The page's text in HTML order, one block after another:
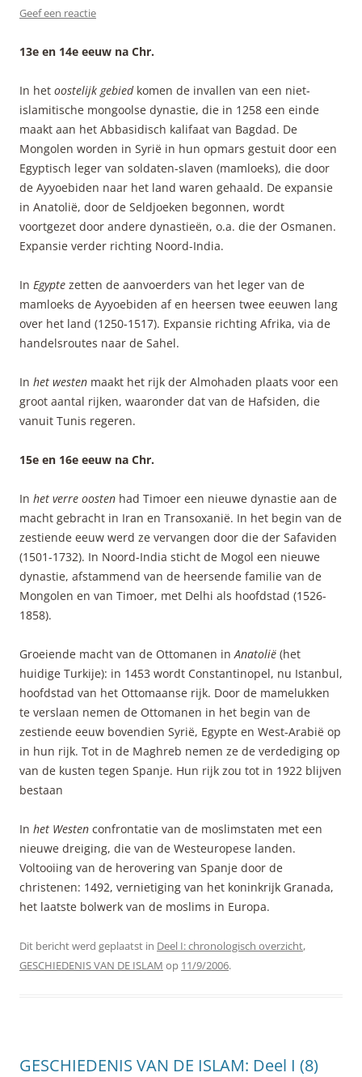
Geef een reactie
13e en 14e eeuw na Chr.
In het oostelijk gebiedkomen de invallen van een niet-
islamitische mongoolse dynastie, die in 1258 een einde
maakt aan het Abbasidisch kalifaat van Bagdad. De
Mongolen worden in Syrië in hun opmars gestuit door een
Egyptisch leger van soldaten-slaven (mamloeks), die door
de Ayyoebiden naar het land waren gehaald. De expansie
in Anatolië, door de Seldjoeken begonnen, wordt
voortgezet door andere dynastieën, o.a. die der Osmanen.
Expansie verder richting Noord-India.
In Egypte zetten de aanvoerders van het leger van de
mamloeks de Ayyoebiden af en heersen twee eeuwen lang
over het land (1250-1517). Expansie richting Afrika, via de
handelsroutes naar de Sahel.
In het westen maakt het rijk der Almohaden plaats voor een
groot aantal rijken, waaronder dat van de Hafsiden, die
vanuit Tunis regeren.
15e en 16e eeuw na Chr.
In het verre oosten had Timoer een nieuwe dynastie aan de
macht gebracht in Iran en Transoxanië. In het begin van de
zestiende eeuw werd ze vervangen door die der Safaviden
(1501-1732). In Noord-India sticht de Mogol een nieuwe
dynastie, afstammend van de heersende familie van de
Mongolen en van Timoer, met Delhi als hoofdstad (1526-
1858).
Groeiende macht van de Ottomanen inAnatolië (het
huidige Turkije): in 1453 wordt Constantinopel, nu Istanbul,
hoofdstad van het Ottomaanse rijk. Door de mamelukken
te verslaan nemen de Ottomanen in het begin van de
zestiende eeuw bovendien Syrië, Egypte en West-Arabië op
in hun rijk. Tot in de Maghreb nemen ze de verdediging op
van de kusten tegen Spanje. Hun rijk zou tot in 1922 blijven
bestaan
In het Westen confrontatie van de moslimstaten met een
nieuwe dreiging, die van de Westeuropese landen.
Voltooiing van de herovering van Spanje door de
christenen: 1492, vernietiging van het koninkrijk Granada,
het laatste bolwerk van de moslims in Europa.
Dit bericht werd geplaatst in Deel I: chronologisch overzicht,
GESCHIEDENIS VAN DE ISLAM op 11/9/2006.
GESCHIEDENIS VAN DE ISLAM: Deel I (8)